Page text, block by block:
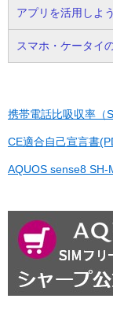
アプリを活用しよう
スマホ・ケータイ
携帯電話比吸収率（
CE適合自己宣言書
AQUOS sense8